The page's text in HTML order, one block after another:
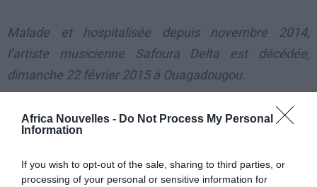
Africa Nouvelles - Do Not Process My Personal
Information
If you wish to opt-out of the sale, sharing to third parties, or
processing of your personal or sensitive information for
Malade et hospitalisée depuis novembre 2014,
l’artiste musicienne Safoura Delta est décédée,
dimanche 22 février 2015 à Ouagadougou.
Malade et hospitalisée
musicienne Safoura